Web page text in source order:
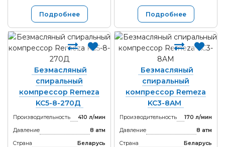
Подробнее Подробнее
Безмасляный
спиральный
компрессор Remeza
KC5-8-270Д
Производительность
410 л/мин
Давление
8 атм
Страна
Беларусь
Безмасляный
спиральный
компрессор Remeza
KC3-8AM
Производительность
170 л/мин
Давление
8 атм
Страна
Беларусь